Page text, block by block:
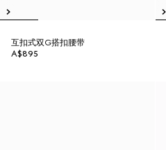
互扣式双G搭扣腰带
A$895